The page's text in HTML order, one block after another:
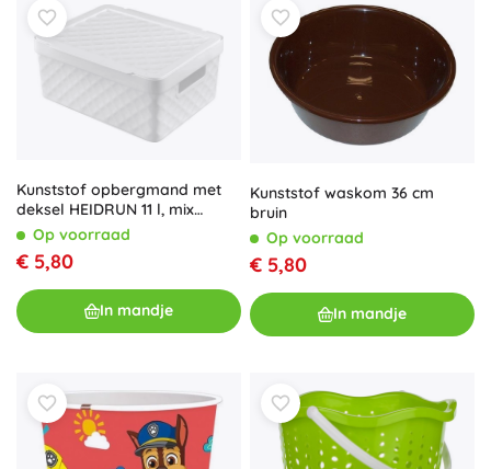
Kunststof opbergmand met
deksel HEIDRUN 11 l, mix
kleuren
Op voorraad
€ 5,80
In mandje
Kunststof waskom 36 cm
bruin
Op voorraad
€ 5,80
In mandje